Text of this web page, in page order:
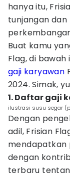
hanya itu,
tunjangan
Buat kamu
Flag, di bawah
gaji karyawan
2024. Simak,
1. Daftar gaji
ilustrasi susu segar
Dengan
adil, Frisian
mendapatkan
dengan
terbaru